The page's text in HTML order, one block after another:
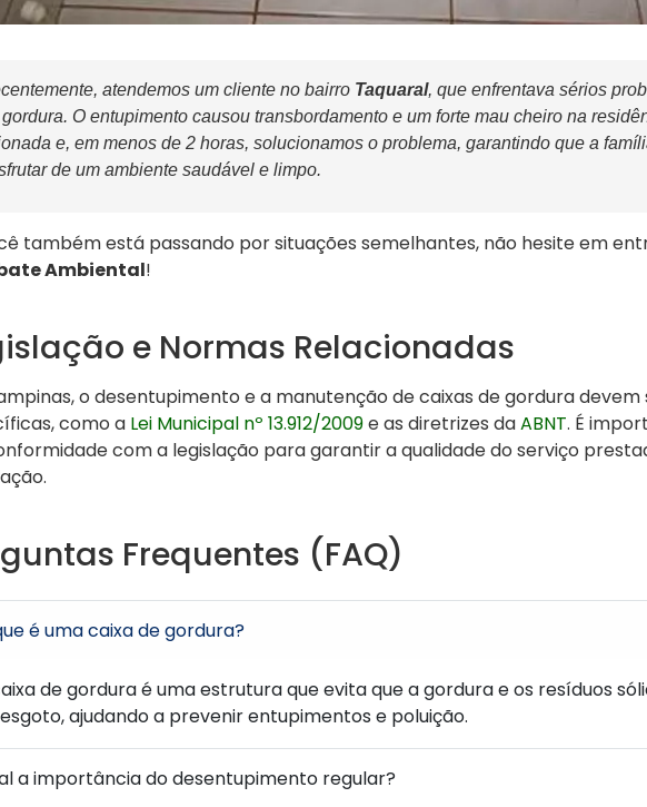
atendemos um cliente no bairro Taquaral, que enfrentava sérios
O entupimento causou transbordamento e um forte mau cheiro na
e, em menos de 2 horas, solucionamos o problema, garantindo que a
de um ambiente saudável e limpo.
também está passando por situações semelhantes, não hesite em
Ambiental!
e Normas Relacionadas
o desentupimento e a manutenção de caixas de gordura devem
como a Lei Municipal nº 13.912/2009e as diretrizes daABNT. É
com a legislação para garantir a qualidade do serviço
Frequentes (FAQ)
é uma caixa de gordura?
de gordura é uma estrutura que evita que a gordura e os resíduos
ajudando a prevenir entupimentos e poluição.
a importância do desentupimento regular?